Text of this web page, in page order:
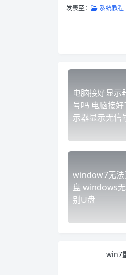
发表至： 系统教程
电脑接好显示
号吗 电脑接好
示器显示无信
window7无法
盘 windows
别U盘
win7